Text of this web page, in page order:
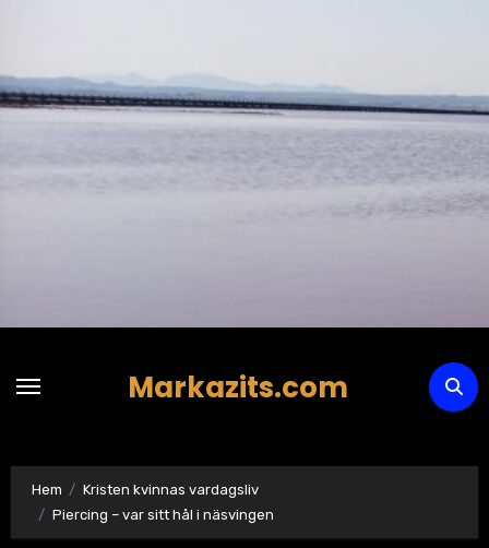
innehåll
Markazits.com
Hem
Kristen kvinnas vardagsliv
Piercing – var sitt hål i näsvingen